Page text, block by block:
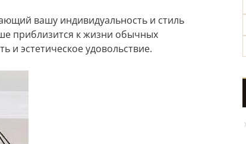
вашу индивидуальность и стиль
приблизится к жизни обычных
и эстетическое удовольствие.